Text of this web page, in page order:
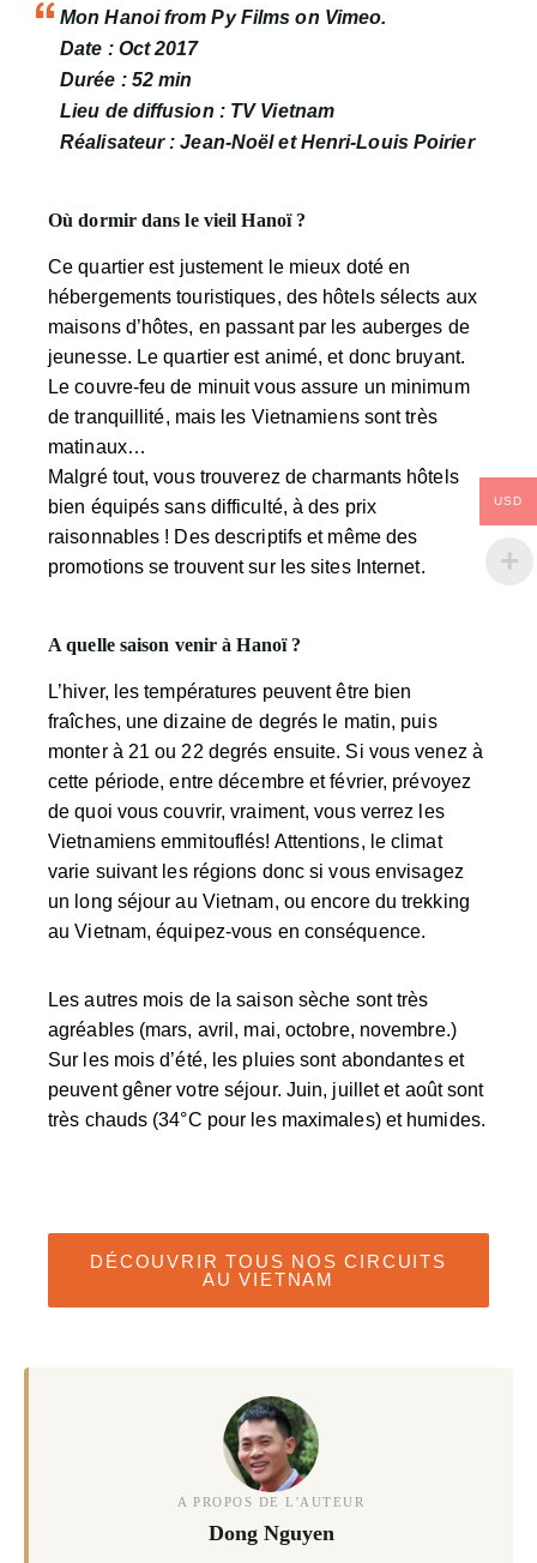
Mon Hanoi from Py Films on Vimeo.
Date : Oct 2017
Durée : 52 min
Lieu de diffusion : TV Vietnam
Réalisateur : Jean-Noël et Henri-Louis Poirier
Où dormir dans le vieil Hanoï ?
Ce quartier est justement le mieux doté en
hébergements touristiques, des hôtels sélects aux
maisons d’hôtes, en passant par les auberges de
jeunesse. Le quartier est animé, et donc bruyant.
Le couvre-feu de minuit vous assure un minimum
de tranquillité, mais les Vietnamiens sont très
matinaux…
Malgré tout, vous trouverez de charmants hôtels
bien équipés sans difficulté, à des prix
raisonnables ! Des descriptifs et même des
promotions se trouvent sur les sites Internet.
A quelle saison venir à Hanoï ?
L’hiver, les températures peuvent être bien
fraîches, une dizaine de degrés le matin, puis
monter à 21 ou 22 degrés ensuite. Si vous venez à
cette période, entre décembre et février, prévoyez
de quoi vous couvrir, vraiment, vous verrez les
Vietnamiens emmitouflés! Attentions, le climat
varie suivant les régions donc si vous envisagez
un long séjour au Vietnam, ou encore du trekking
au Vietnam, équipez-vous en conséquence.
Les autres mois de la saison sèche sont très
agréables (mars, avril, mai, octobre, novembre.)
Sur les mois d’été, les pluies sont abondantes et
peuvent gêner votre séjour. Juin, juillet et août sont
très chauds (34°C pour les maximales) et humides.
DÉCOUVRIR TOUS NOS CIRCUITS
AU VIETNAM
A PROPOS DE L'AUTEUR
Dong Nguyen
USD